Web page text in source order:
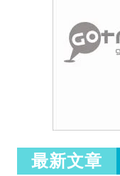
最新文章